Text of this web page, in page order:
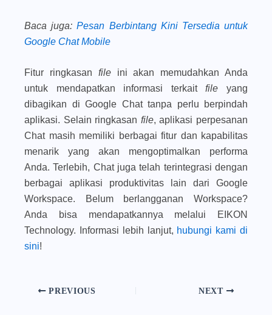
Baca juga: Pesan Berbintang Kini Tersedia untuk
Google Chat Mobile
Fitur ringkasan fileini akan memudahkan Anda
untuk mendapatkan informasi terkaitfileyang
dibagikan di Google Chat tanpa perlu berpindah
aplikasi. Selain ringkasan file, aplikasi perpesanan
Chat masih memiliki berbagai fitur dan kapabilitas
menarik yang akan mengoptimalkan performa
Anda. Terlebih, Chat juga telah terintegrasi dengan
berbagai aplikasi produktivitas lain dari Google
Workspace. Belum berlangganan Workspace?
Anda bisa mendapatkannya melalui EIKON
Technology. Informasi lebih lanjut, hubungi kami di
sini!
PREVIOUS NEXT